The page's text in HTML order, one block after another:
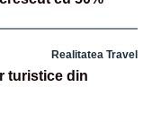
Realitatea Travel
turistice din